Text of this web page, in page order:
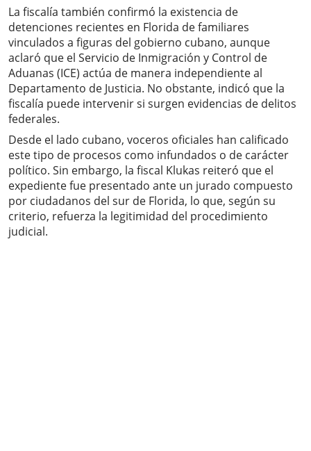
La fiscalía también confirmó la existencia de
detenciones recientes en Florida de familiares
vinculados a figuras del gobierno cubano, aunque
aclaró que el Servicio de Inmigración y Control de
Aduanas (ICE) actúa de manera independiente al
Departamento de Justicia. No obstante, indicó que la
fiscalía puede intervenir si surgen evidencias de delitos
federales.
Desde el lado cubano, voceros oficiales han calificado
este tipo de procesos como infundados o de carácter
político. Sin embargo, la fiscal Klukas reiteró que el
expediente fue presentado ante un jurado compuesto
por ciudadanos del sur de Florida, lo que, según su
criterio, refuerza la legitimidad del procedimiento
judicial.